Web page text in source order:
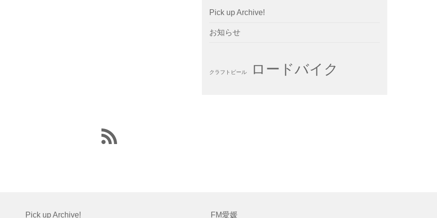
Pick up Archive!
お知らせ
クラフトビール ロードバイク
Pick up Archive! FM愛媛